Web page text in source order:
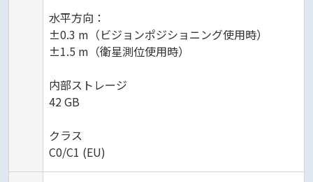
水平方向：
±0.3 m（ビジョンポジショニング使用時）
±1.5 m（衛星測位使用時）
内部ストレージ
42 GB
クラス
C0/C1 (EU)